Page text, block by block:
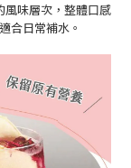
味層次， 整體口感
合日常補水。